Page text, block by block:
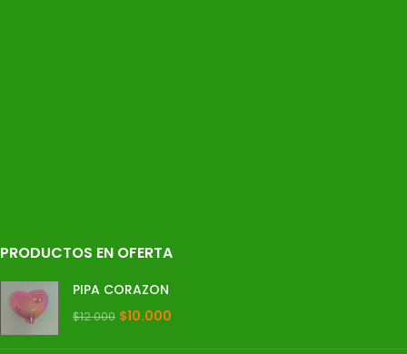
PRODUCTOS EN OFERTA
PIPA CORAZON
$12.000 $10.000